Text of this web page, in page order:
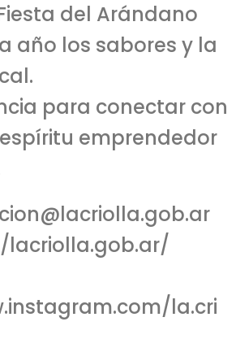
del Arándano
año los sabores y la
para conectar con
emprendedor
la.cri